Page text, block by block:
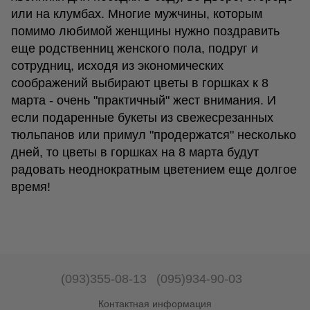
или на клумбах. Многие мужчины, которым
помимо любимой женщины нужно поздравить
еще родственниц женского пола, подруг и
сотрудниц, исходя из экономических
соображений выбирают цветы в горшках к 8
марта - очень "практичный" жест внимания. И
если подаренные букеты из свежесрезанных
тюльпанов или примул "продержатся" несколько
дней, то цветы в горшках на 8 марта будут
радовать неоднократным цветением еще долгое
время!
(093)355-08-13 (095)934-90-03
Контактная информация